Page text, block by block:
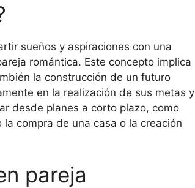
sueños y aspiraciones con una
romántica. Este concepto implica
la construcción de un futuro
en la realización de sus metas y
desde planes a corto plazo, como
compra de una casa o la creación
pareja